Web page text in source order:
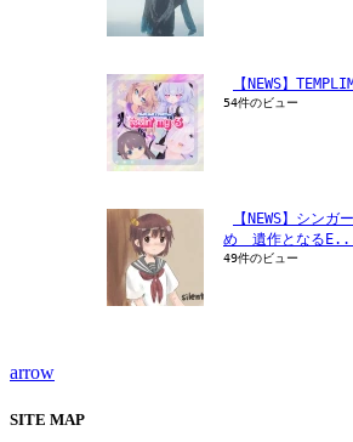
【NEWS】
54件のビュー
【NEWS】シン
め　遺作となる
49件のビュー
arrow
SITE MAP